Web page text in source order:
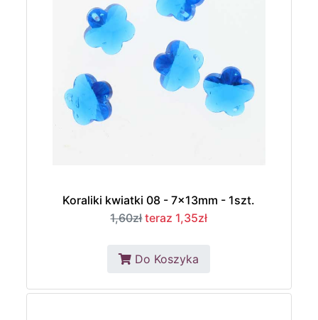
Koraliki kwiatki 08 - 7x13mm - 1szt.
1,60zł teraz 1,35zł
Do Koszyka